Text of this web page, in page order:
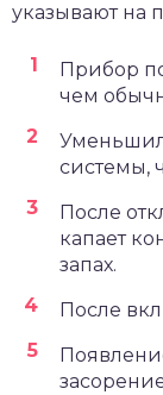
указывают на
Прибор
чем
системы,
После
капает
запах.
После